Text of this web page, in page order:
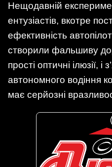
Нещодавній
ентузіастів, вкотре
ефективність
створили фальшиву
прості оптичні ілюзії,
автономного водіння
має серйозні